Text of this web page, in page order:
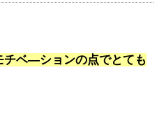
チベ―ションの点でとても